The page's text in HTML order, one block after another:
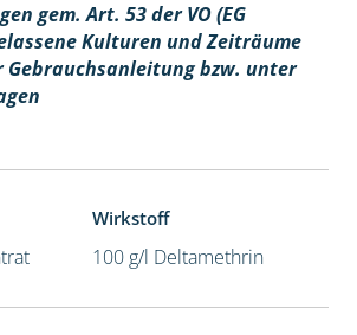
gem. Art. 53 der VO (EG
Kulturen und Zeiträume
Gebrauchsanleitung bzw. unter
Wirkstoff
100 g/l Deltamethrin